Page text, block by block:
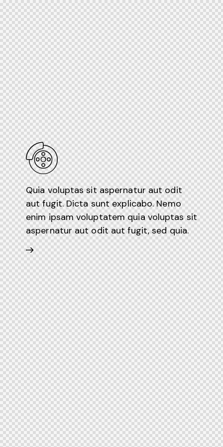
Quia voluptas sit aspernatur aut odit
aut fugit. Dicta sunt explicabo. Nemo
enim ipsam voluptatem quia voluptas sit
aspernatur aut odit aut fugit, sed quia.